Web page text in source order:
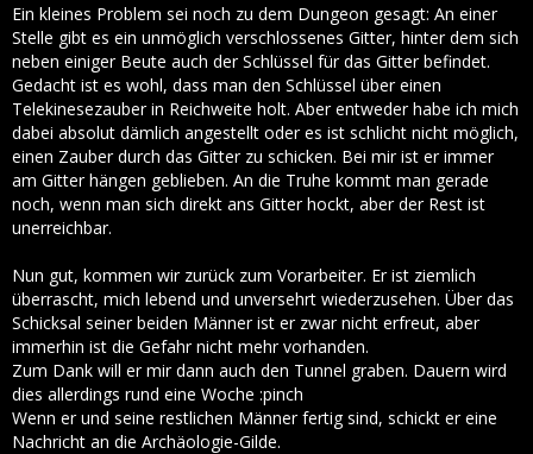
Ein kleines Problem sei noch zu dem Dungeon gesagt: An einer
Stelle gibt es ein unmöglich verschlossenes Gitter, hinter dem sich
neben einiger Beute auch der Schlüssel für das Gitter befindet.
Gedacht ist es wohl, dass man den Schlüssel über einen
Telekinesezauber in Reichweite holt. Aber entweder habe ich mich
dabei absolut dämlich angestellt oder es ist schlicht nicht möglich,
einen Zauber durch das Gitter zu schicken. Bei mir ist er immer
am Gitter hängen geblieben. An die Truhe kommt man gerade
noch, wenn man sich direkt ans Gitter hockt, aber der Rest ist
unerreichbar.
Nun gut, kommen wir zurück zum Vorarbeiter. Er ist ziemlich
überrascht, mich lebend und unversehrt wiederzusehen. Über das
Schicksal seiner beiden Männer ist er zwar nicht erfreut, aber
immerhin ist die Gefahr nicht mehr vorhanden.
Zum Dank will er mir dann auch den Tunnel graben. Dauern wird
dies allerdings rund eine Woche :pinch
Wenn er und seine restlichen Männer fertig sind, schickt er eine
Nachricht an die Archäologie-Gilde.